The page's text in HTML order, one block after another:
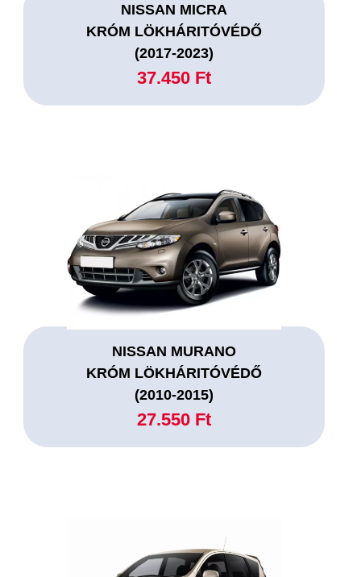
NISSAN MICRA
KRÓM LÖKHÁRITÓVÉDŐ
(2017-2023)
37.450 Ft
NISSAN MURANO
KRÓM LÖKHÁRITÓVÉDŐ
(2010-2015)
27.550 Ft